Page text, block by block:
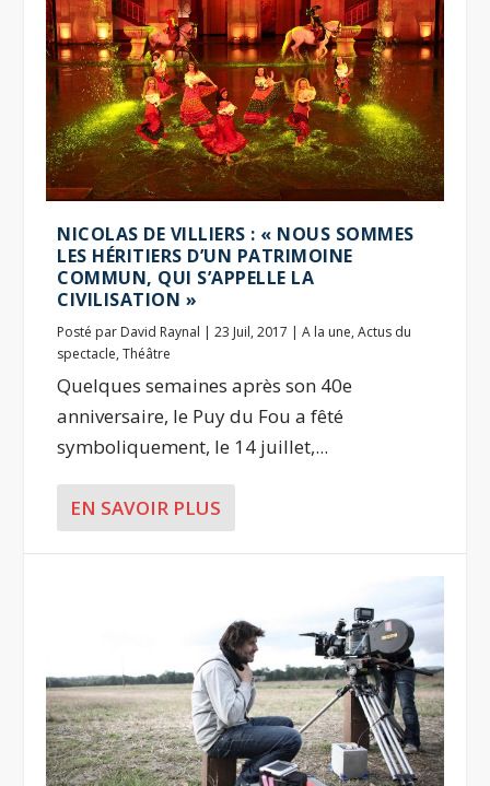
NICOLAS DE VILLIERS : « NOUS SOMMES
LES HÉRITIERS D’UN PATRIMOINE
COMMUN, QUI S’APPELLE LA
CIVILISATION »
Posté par David Raynal |23 Juil, 2017 |A la une,Actus du
spectacle,Théâtre
Quelques semaines après son 40e
anniversaire, le Puy du Fou a fêté
symboliquement, le 14 juillet,...
EN SAVOIR PLUS